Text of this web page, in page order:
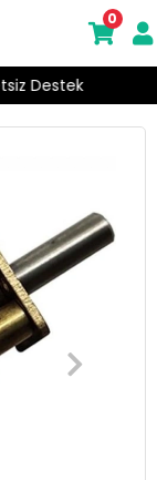
Destek
0